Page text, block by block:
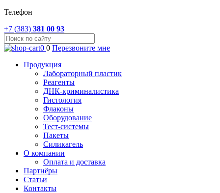
Телефон
+7 (383) 381 00 93
0 0 Перезвоните мне
Продукция
Лабораторный пластик
Реагенты
ДНК-криминалистика
Гистология
Флаконы
Оборудование
Тест-системы
Пакеты
Силикагель
О компании
Оплата и доставка
Партнёры
Статьи
Контакты